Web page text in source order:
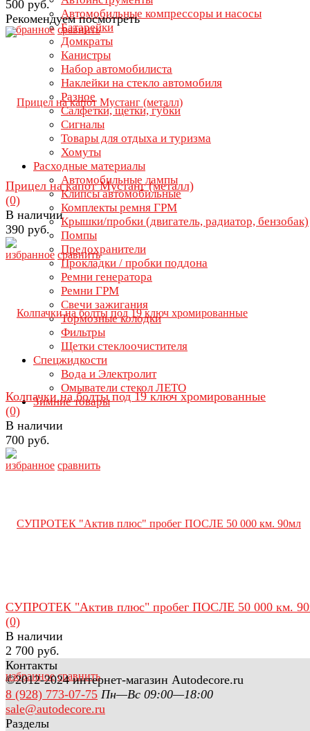
Автомобильные компрессоры и насосы
Батарейки
Домкраты
Канистры
Набор автомобилиста
Наклейки на стекло автомобиля
Разное
Салфетки, щетки, губки
Сигналы
Товары для отдыха и туризма
Хомуты
Расходные материалы
Автомобильные лампы
Клипсы автомобильные
Комплекты ремня ГРМ
Крышки/пробки (двигатель, радиатор, бензобак)
Помпы
Предохранители
Прокладки / пробки поддона
Ремни генератора
Ремни ГРМ
Свечи зажигания
Тормозные колодки
Фильтры
Щетки стеклоочистителя
Спецжидкости
Вода и Электролит
Омыватели стекол ЛЕТО
Зимние товары
избранное сравнить
500 руб.
Рекомендуем посмотреть
избранное сравнить
Прицел на капот Мустанг (металл)
(0)
В наличии
390 руб.
избранное сравнить
Колпачки на болты под 19 ключ хромированные
(0)
В наличии
700 руб.
избранное сравнить
СУПРОТЕК "Актив плюс" пробег ПОСЛЕ 50 000 км.
(0)
В наличии
2 700 руб.
Контакты
©2012-2024 интернет-магазин Autodecore.ru
8 (928) 773-07-75 Пн—Вс 09:00—18:00
sale@autodecore.ru
Разделы